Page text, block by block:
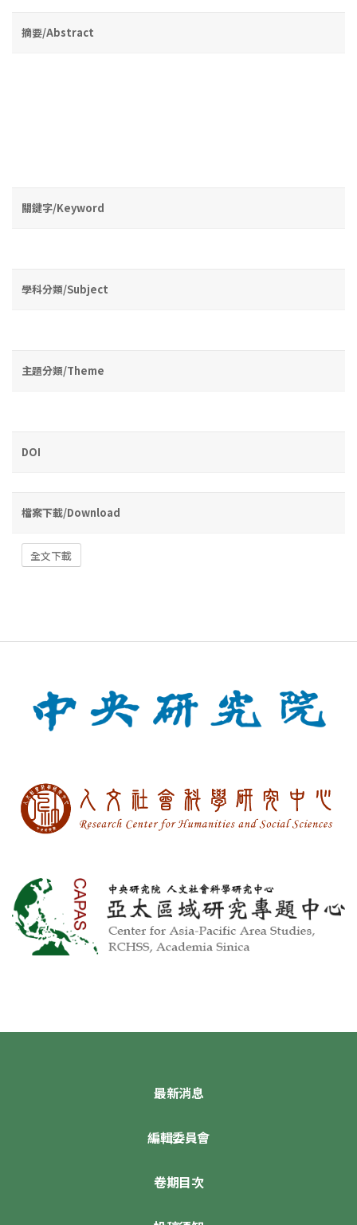
摘要/Abstract
關鍵字/Keyword
學科分類/Subject
主題分類/Theme
DOI
檔案下載/Download
全文下載
最新消息
編輯委員會
卷期目次